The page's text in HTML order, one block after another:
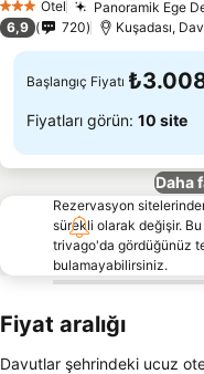
3 YıldızOtel Panoramik Ege
6,9 720 Kuşadası,
Başlangıç Fiyatı
Fiyatları görün: 10 site
Daha
Rezervasyon
sürekli olarak değişir.
trivago'da gördüğünüz
bulamayabilirsiniz.
Fiyat aralığı
Davutlar şehrindeki ucuz